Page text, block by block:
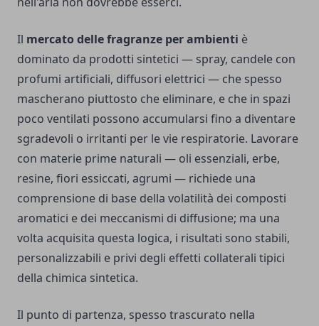
Il mercato delle fragranze per ambienti è
dominato da prodotti sintetici — spray, candele con
profumi artificiali, diffusori elettrici — che spesso
mascherano piuttosto che eliminare, e che in spazi
poco ventilati possono accumularsi fino a diventare
sgradevoli o irritanti per le vie respiratorie. Lavorare
con materie prime naturali — oli essenziali, erbe,
resine, fiori essiccati, agrumi — richiede una
comprensione di base della volatilità dei composti
aromatici e dei meccanismi di diffusione; ma una
volta acquisita questa logica, i risultati sono stabili,
personalizzabili e privi degli effetti collaterali tipici
della chimica sintetica.
Il punto di partenza, spesso trascurato nella